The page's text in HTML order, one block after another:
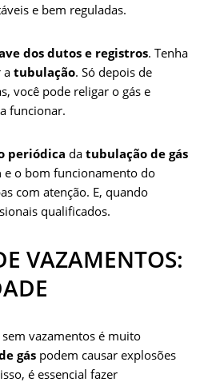
e bem reguladas.
dos dutos e registros. Tenha
a tubulação. Só depois de
você pode religar o gás e
funcionar.
periódica da tubulação de gás
e o bom funcionamento do
com atenção. E, quando
qualificados.
VAZAMENTOS:
vazamentos é muito
gás podem causar explosões
é essencial fazer